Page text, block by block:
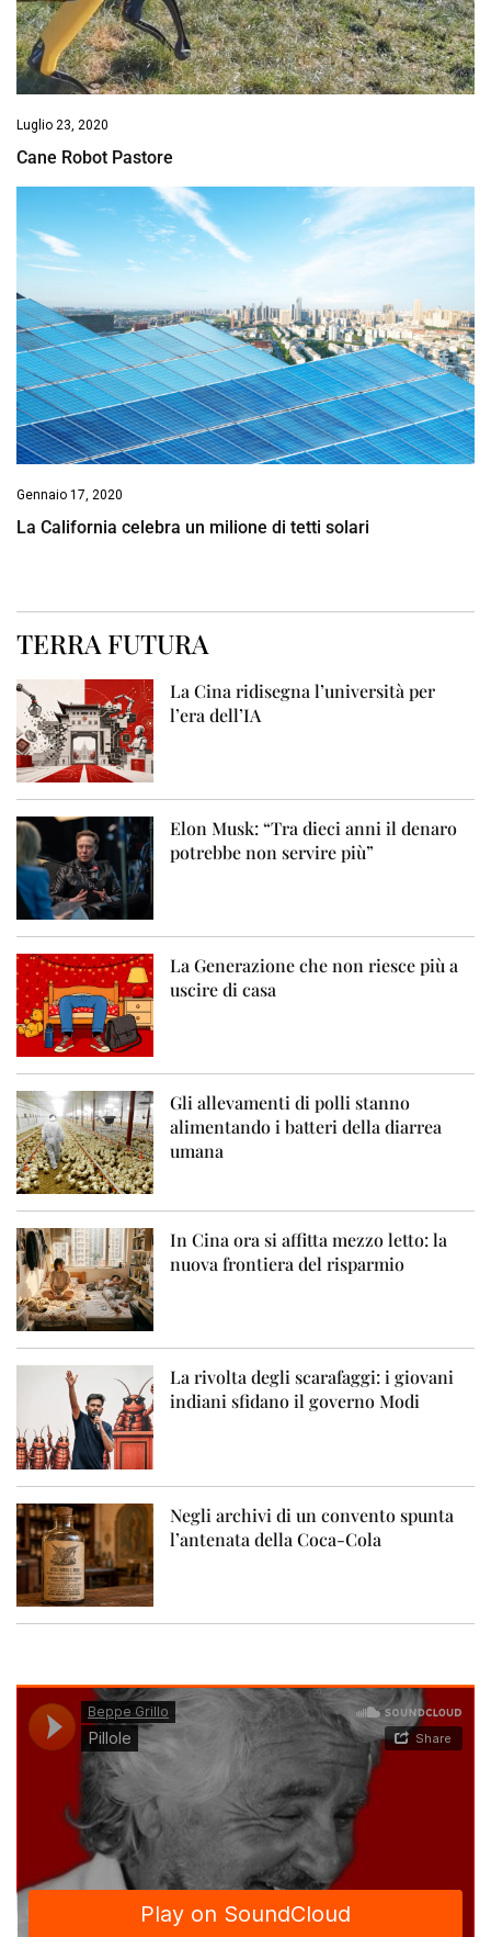
Luglio 23, 2020
Cane Robot Pastore
Gennaio 17, 2020
La California celebra un milione di tetti solari
TERRA FUTURA
La Cina ridisegna l’università per
l’era dell’IA
Elon Musk: “Tra dieci anni il denaro
potrebbe non servire più”
La Generazione che non riesce più a
uscire di casa
Gli allevamenti di polli stanno
alimentando i batteri della diarrea
umana
In Cina ora si affitta mezzo letto: la
nuova frontiera del risparmio
La rivolta degli scarafaggi: i giovani
indiani sfidano il governo Modi
Negli archivi di un convento spunta
l’antenata della Coca-Cola